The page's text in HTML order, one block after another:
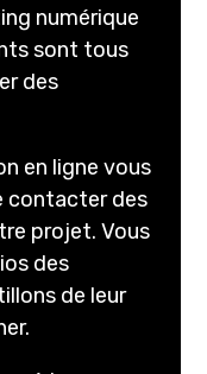
numérique
sont tous
des
en ligne vous
contacter des
projet. Vous
des
de leur